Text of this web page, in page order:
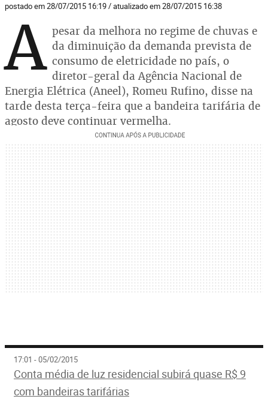
postado em 28/07/2015 16:19 / atualizado em 28/07/2015 16:38
A pesar da melhora no regime de chuvas e
da diminuição da demanda prevista de
consumo de eletricidade no país, o
diretor-geral da Agência Nacional de
Energia Elétrica (Aneel), Romeu Rufino, disse na
tarde desta terça-feira que a bandeira tarifária de
agosto deve continuar vermelha.
17:01 - 05/02/2015
Conta média de luz residencial subirá quase R$ 9
com bandeiras tarifárias